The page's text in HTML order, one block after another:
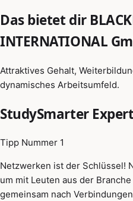
Das bietet dir
INTERNATIONAL
Attraktives Gehalt,
dynamisches Arbeitsumfeld.
StudySmarter
Tipp Nummer 1
Netzwerken ist der Schlüssel!
um mit Leuten aus der
gemeinsam nach